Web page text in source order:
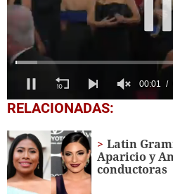
0
seconds
6
minutes,
6
seconds
RELACIONADAS:
Latin
Aparicio y
conductoras